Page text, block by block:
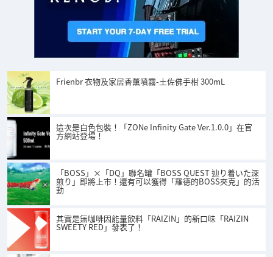
Frienbr 衣物及家居香薰噴霧-土佐佛手柑 300mL
這次是白色包裝！「ZONe Infinity Gate Ver.1.0.0」在官
方網站登場！
「BOSS」×「DQ」聯名罐「BOSS QUEST 辿り着いた深
煎り」即將上市！還有可以獲得「羅德的BOSS夾克」的活
動
其實是無咖啡因能量飲料「RAIZIN」的新口味「RAIZIN
SWEETY RED」發表了！